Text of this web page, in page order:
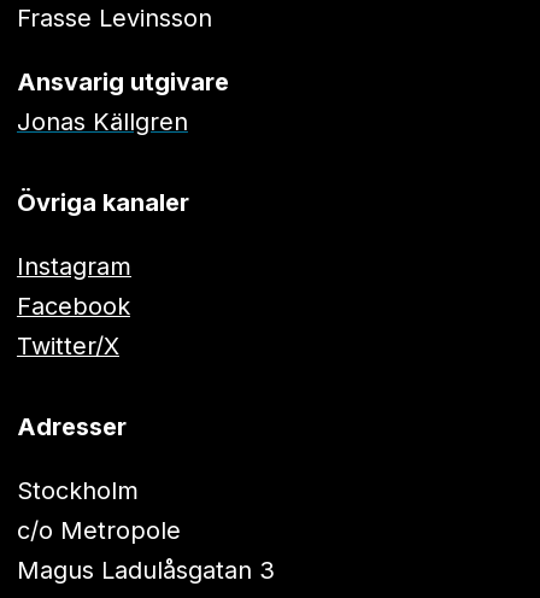
Frasse Levinsson
Ansvarig utgivare
Jonas Källgren
Övriga kanaler
Instagram
Facebook
Twitter/X
Adresser
Stockholm
c/o Metropole
Magus Ladulåsgatan 3